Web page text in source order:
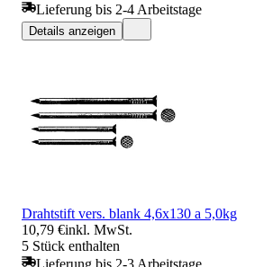
Lieferung bis 2-4 Arbeitstage
Details anzeigen
Drahtstift vers. blank 4,6x130 a 5,0kg
10,79 €inkl. MwSt.
5 Stück enthalten
Lieferung bis 2-3 Arbeitstage